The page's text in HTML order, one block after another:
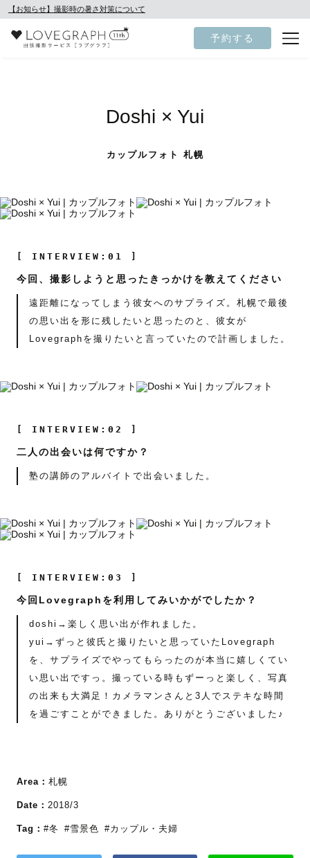
【お知らせ】撮影時の暑さ対策について
予約する
Doshi × Yui
カップルフォト 札幌
[ INTERVIEW:01 ]
今回、撮影しようと思ったきっかけを教えてください
遠距離になってしまう彼女へのサプライズ。札幌で最後
の思い出を形に残したいと思ったのと、彼女が
Lovegraphを撮りたいと言っていたので計画しました。
[ INTERVIEW:02 ]
二人の出会いは何ですか？
塾の講師のアルバイトで出会いました。
[ INTERVIEW:03 ]
今回Lovegraphを利用してみいかがでしたか？
doshi→楽しく思い出が作れました。
yui→ずっと彼氏と撮りたいと思っていたLovegraph
を、サプライズでやってもらったのが本当に嬉しくてい
い思い出ですっ。撮っている時もずーっと楽しく、写真
の出来も大満足！カメラマンさんと3人でステキな時間
を過ごすことができました。ありがとうございました♪
Area： 札幌
Date： 2018/3
Tag： #冬 #雪景色 #カップル・夫婦